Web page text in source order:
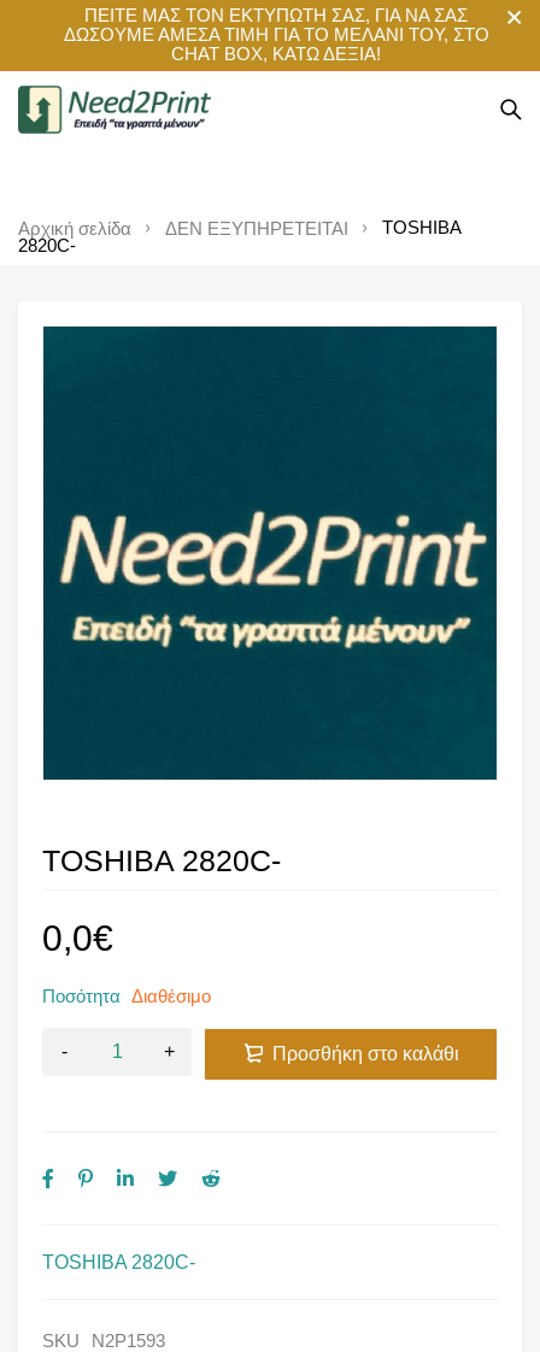
ΠΕΙΤΕ ΜΑΣ ΤΟΝ ΕΚΤΥΠΩΤΗ ΣΑΣ, ΓΙΑ ΝΑ ΣΑΣ
ΔΩΣΟΥΜΕ ΑΜΕΣΑ ΤΙΜΗ ΓΙΑ ΤΟ ΜΕΛΑΝΙ ΤΟΥ, ΣΤΟ
CHAT BOX, ΚΑΤΩ ΔΕΞΙΑ!
Αρχική σελίδα ΔΕΝ ΕΞΥΠΗΡΕΤΕΙΤΑΙ
TOSHIBA
2820C-
TOSHIBA 2820C-
TOSHIBA 2820C-
0,0€
Ποσότητα Διαθέσιμο
Προσθήκη στο καλάθι
SKU N2P1593